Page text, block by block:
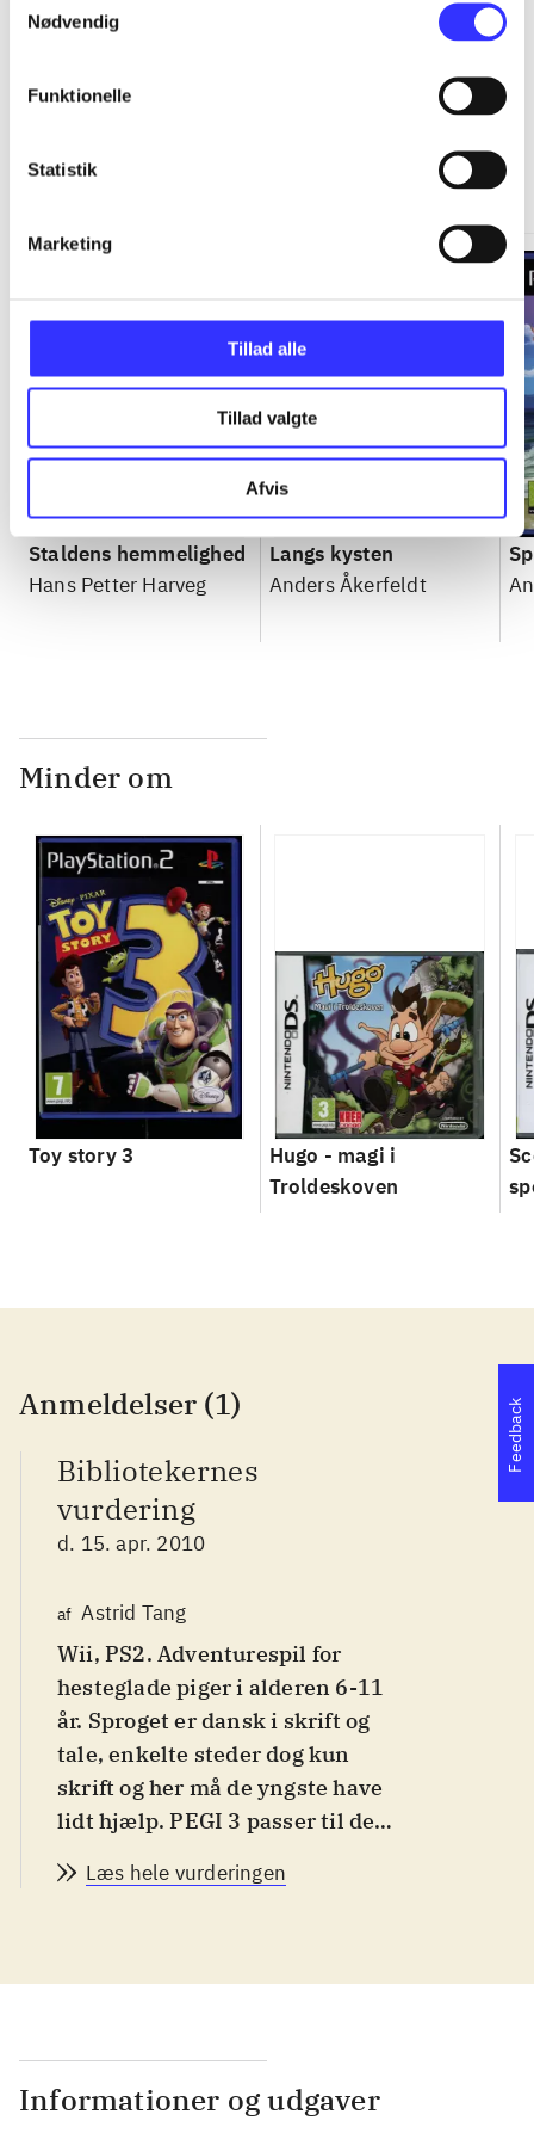
Nødvendig
Funktionelle
Statistik
Marketing
Tillad alle
Tillad valgte
Afvis
Gå til serien
Staldens hemmelighed
Hans Petter Harveg
Langs kysten
Anders Åkerfeldt
Minder om
Toy story 3
Hugo - magi i
Troldeskoven
Anmeldelser (1)
Bibliotekernes
vurdering
d. 15. apr. 2010
af Astrid Tang
Wii, PS2. Adventurespil for
hesteglade piger i alderen 6-11
år. Sproget er dansk i skrift og
tale, enkelte steder dog kun
skrift og her må de yngste have
lidt hjælp. PEGI 3 passer til det
og indhold er ens i
Ved spillets start vælges en af
spilleren rideklubbens ejer,
dyrlægen, altmuligmanden
m.fl. Hver person har brug for
Læs hele vurderingen
Informationer og udgaver
Feedback